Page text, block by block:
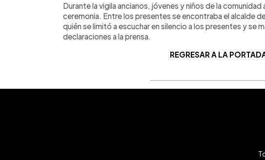
Durante la vigila ancianos, jóvenes y niños de la
ceremonia. Entre los presentes se encontraba el alcalde
quién se limitó a escuchar en silencio a los presentes y se
declaraciones a la prensa.
REGRESAR A LA